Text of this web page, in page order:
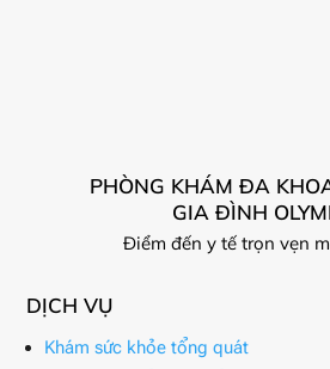
PHÒNG KHÁM ĐA
GIA ĐÌNH
Điểm đến y tế trọn vẹn
DỊCH VỤ
Khám sức khỏe tổng quát